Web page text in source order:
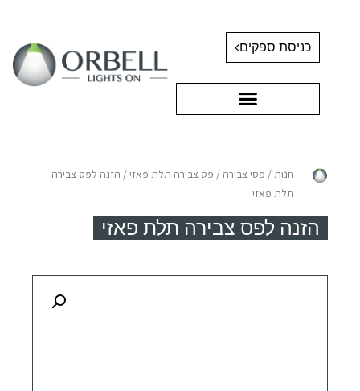
כניסת ספקים
חנות / פסי צבירה / פס צבירה תלת פאזי/ הזנה לפס צבירה
תלת פאזי
הזנה לפס צבירה תלת פאזי